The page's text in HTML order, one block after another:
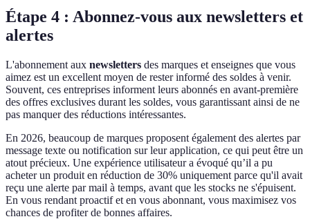
Étape 4 : Abonnez-vous aux newsletters et
alertes
L'abonnement aux newsletters des marques et enseignes que vous
aimez est un excellent moyen de rester informé des soldes à venir.
Souvent, ces entreprises informent leurs abonnés en avant-première
des offres exclusives durant les soldes, vous garantissant ainsi de ne
pas manquer des réductions intéressantes.
En 2026, beaucoup de marques proposent également des alertes par
message texte ou notification sur leur application, ce qui peut être un
atout précieux. Une expérience utilisateur a évoqué qu’il a pu
acheter un produit en réduction de 30% uniquement parce qu'il avait
reçu une alerte par mail à temps, avant que les stocks ne s'épuisent.
En vous rendant proactif et en vous abonnant, vous maximisez vos
chances de profiter de bonnes affaires.